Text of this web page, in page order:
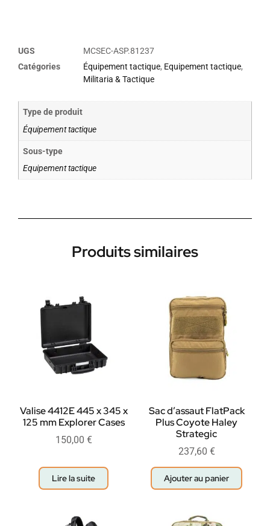
UGS
MCSEC-ASP.81237
Catégories
Équipement tactique, Equipement tactique,
Militaria & Tactique
Type de produit
Équipement tactique
Sous-type
Equipement tactique
Produits similaires
Valise 4412E 445 x 345 x
125 mm Explorer Cases
150,00 €
Lire la suite
Sac d’assaut FlatPack
Plus Coyote Haley
Strategic
237,60 €
Ajouter au panier